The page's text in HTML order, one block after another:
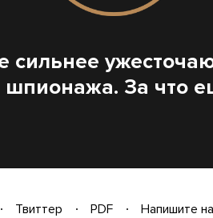
сильнее
За что
Твиттер PDF
Напишите